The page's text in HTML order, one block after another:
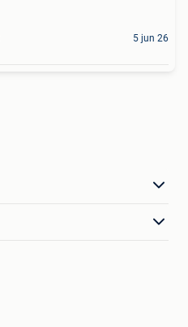
5 jun 26